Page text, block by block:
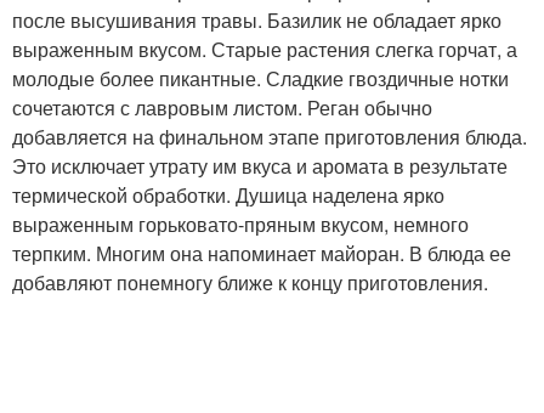
после высушивания травы. Базилик не обладает ярко
выраженным вкусом. Старые растения слегка горчат, а
молодые более пикантные. Сладкие гвоздичные нотки
сочетаются с лавровым листом. Реган обычно
добавляется на финальном этапе приготовления блюда.
Это исключает утрату им вкуса и аромата в результате
термической обработки. Душица наделена ярко
выраженным горьковато-пряным вкусом, немного
терпким. Многим она напоминает майоран. В блюда ее
добавляют понемногу ближе к концу приготовления.